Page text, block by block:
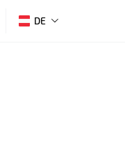
DE